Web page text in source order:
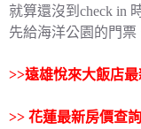
就算還沒到check in
先給海洋公園的門票
>>遠雄悅來大飯店
>> 花蓮最新房價查詢